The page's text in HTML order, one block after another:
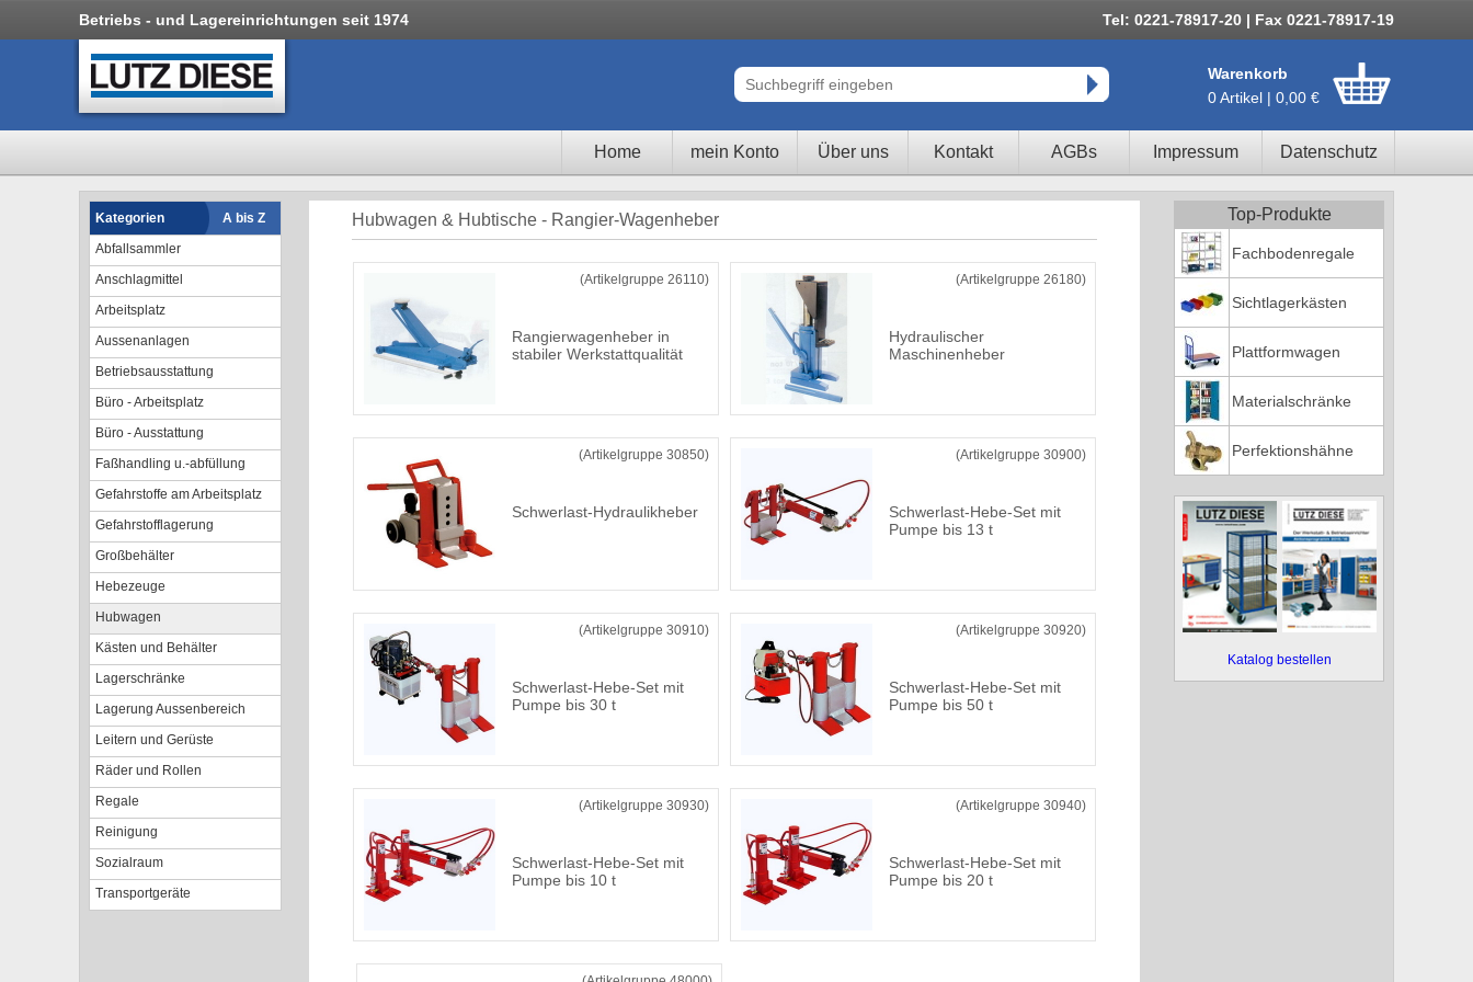
Betriebs - und Lagereinrichtungen seit 1974 Tel: 0221-78917-20 | Fax 0221-78917-19
Warenkorb
0 Artikel | 0,00 €
Home mein Konto Über uns Kontakt AGBs Impressum Datenschutz
Kategorien
A bis Z
Abfallsammler
Anschlagmittel
Arbeitsplatz
Aussenanlagen
Betriebsausstattung
Büro - Arbeitsplatz
Büro - Ausstattung
Faßhandling u.-abfüllung
Gefahrstoffe am Arbeitsplatz
Gefahrstofflagerung
Großbehälter
Hebezeuge
Hubwagen
Kästen und Behälter
Lagerschränke
Lagerung Aussenbereich
Leitern und Gerüste
Räder und Rollen
Regale
Reinigung
Sozialraum
Transportgeräte
Hubwagen & Hubtische - Rangier-Wagenheber
(Artikelgruppe 26110)
Rangierwagenheber in
stabiler Werkstattqualität
(Artikelgruppe 26180)
Hydraulischer
Maschinenheber
(Artikelgruppe 30850)
Schwerlast-Hydraulikheber
(Artikelgruppe 30900)
Schwerlast-Hebe-Set mit
Pumpe bis 13 t
(Artikelgruppe 30910)
Schwerlast-Hebe-Set mit
Pumpe bis 30 t
(Artikelgruppe 30920)
Schwerlast-Hebe-Set mit
Pumpe bis 50 t
(Artikelgruppe 30930)
Schwerlast-Hebe-Set mit
Pumpe bis 10 t
(Artikelgruppe 30940)
Schwerlast-Hebe-Set mit
Pumpe bis 20 t
Top-Produkte
Fachbodenregale
Sichtlagerkästen
Plattformwagen
Materialschränke
Perfektionshähne
Katalog bestellen